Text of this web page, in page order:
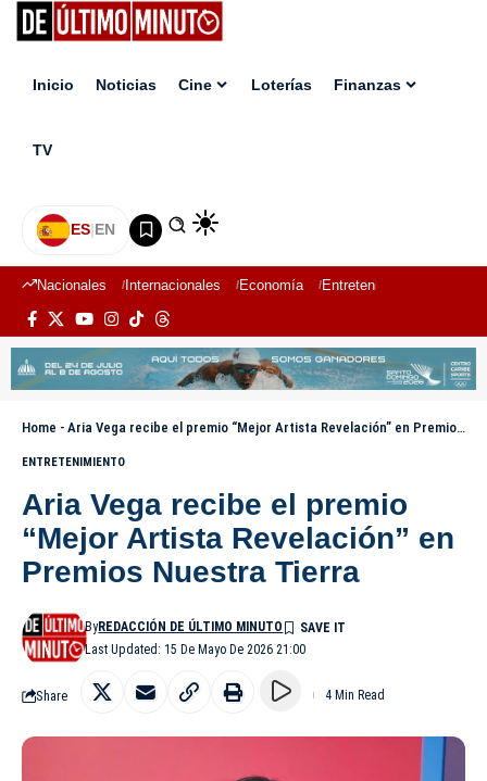
Inicio Noticias Cine Loterías Finanzas
TV
ES|EN
Nacionales Internacionales Economía Entretenimiento
Home - Aria Vega recibe el premio “Mejor Artista Revelación” en Premios Nuestra Tierra
ENTRETENIMIENTO
Aria Vega recibe el premio
“Mejor Artista Revelación” en
Premios Nuestra Tierra
Last Updated: 15 De Mayo De 2026 21:00
ByREDACCIÓN DE ÚLTIMO MINUTO
Share 4 Min Read